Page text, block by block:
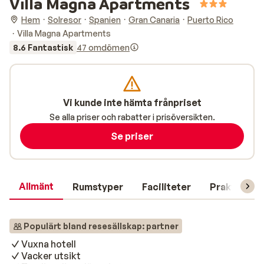
Hem Solresor Spanien Gran Canaria
Puerto Rico
Villa Magna Apartments
8.6 Fantastisk 47 omdömen
Allmänt Rumstyper Faciliteter Praktisk
Populärt bland resesällskap: partner
Vuxna hotell
Vacker utsikt
Vi kunde inte hämta frånpriset
Se alla priser och rabatter i prisöversikten.
Se priser